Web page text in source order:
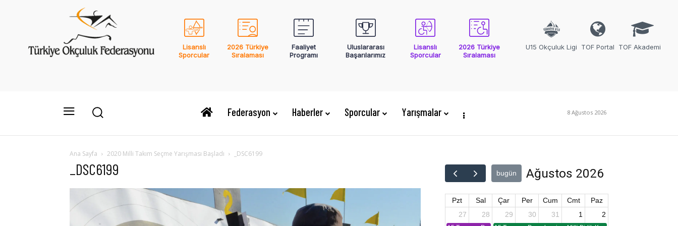
Lisanslı
Sporcular
2026 Türkiye
Sıralaması
Faaliyet
Programı
Uluslararası
Başarılarımız
Lisanslı
Sporcular
2026 Türkiye
Sıralaması
U15 Okçuluk Ligi TOF Portal TOF Akademi
Federasyon Haberler Sporcular Yarışmalar 8 Ağustos 2026
Ana Sayfa 2020 Milli Takım Seçme Yarışması Başladı _DSC6199
_DSC6199 bugün Ağustos 2026
Pzt Sal Çar Per Cum Cmt
Paz
27
28 29 30 31 1 2